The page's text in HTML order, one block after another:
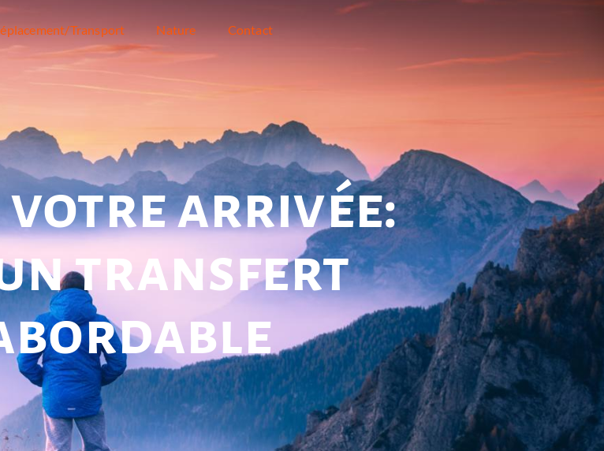
Transport Nature Contact
arrivée:
transfert